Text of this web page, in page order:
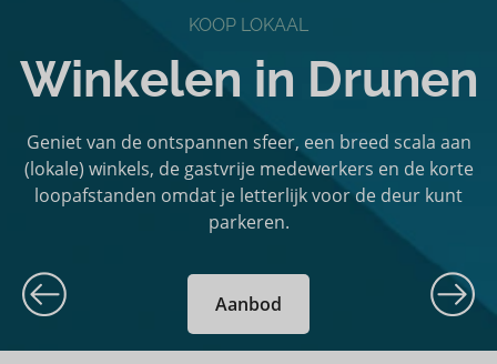
KOOP LOKAAL
Winkelen in Drunen
Geniet van de ontspannen sfeer, een breed scala aan
(lokale) winkels, de gastvrije medewerkers en de korte
loopafstanden omdat je letterlijk voor de deur kunt
parkeren.
Aanbod